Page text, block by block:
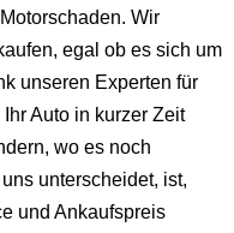
Wir
egal ob es sich um
unseren Experten für
Auto in kurzer Zeit
wo es noch
unterscheidet, ist,
und Ankaufspreis